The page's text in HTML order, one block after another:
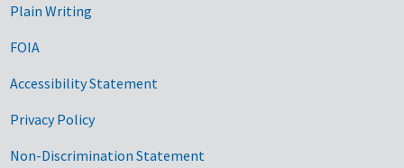
Plain Writing
FOIA
Accessibility Statement
Privacy Policy
Non-Discrimination Statement